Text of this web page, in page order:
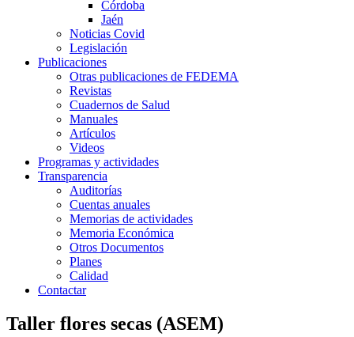
Córdoba
Jaén
Noticias Covid
Legislación
Publicaciones
Otras publicaciones de FEDEMA
Revistas
Cuadernos de Salud
Manuales
Artículos
Videos
Programas y actividades
Transparencia
Auditorías
Cuentas anuales
Memorias de actividades
Memoria Económica
Otros Documentos
Planes
Calidad
Contactar
Taller flores secas (ASEM)